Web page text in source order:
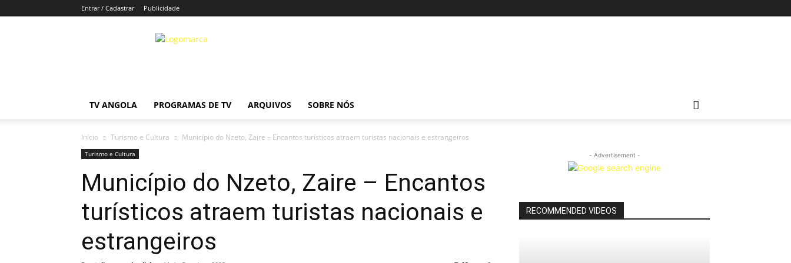
Entrar / Cadastrar Publicidade
tvlivreangola.click
TV ANGOLA PROGRAMAS DE TV ARQUIVOS SOBRE NÓS
Início Turismo e Cultura Município do Nzeto, Zaire – Encantos turísticos atraem turistas nacionais e estrangeiros
Turismo e Cultura
Município do Nzeto, Zaire – Encantos
turísticos atraem turistas nacionais e
estrangeiros
- Advertisement -
RECOMMENDED VIDEOS